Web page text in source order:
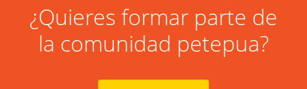
¿Quieres formar parte de
la comunidad petepua?